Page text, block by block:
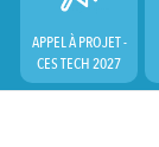
APPEL À PROJET -
CES TECH 2027